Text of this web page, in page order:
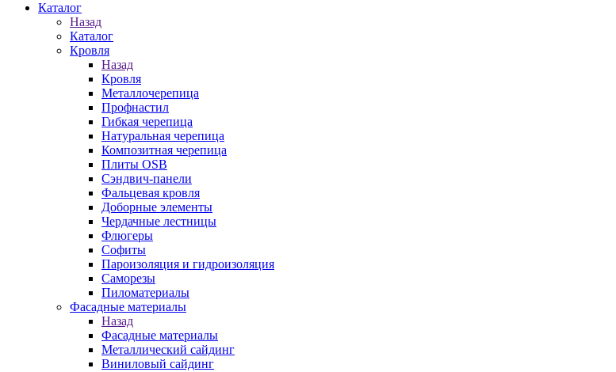
Каталог
Назад
Каталог
Кровля
Назад
Кровля
Металлочерепица
Профнастил
Гибкая черепица
Натуральная черепица
Композитная черепица
Плиты OSB
Сэндвич-панели
Фальцевая кровля
Доборные элементы
Чердачные лестницы
Флюгеры
Софиты
Пароизоляция и гидроизоляция
Саморезы
Пиломатериалы
Фасадные материалы
Назад
Фасадные материалы
Металлический сайдинг
Виниловый сайдинг